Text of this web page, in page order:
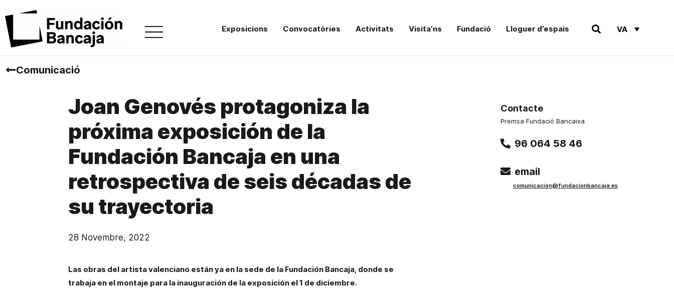
Exposicions Convocatòries Activitats Visita’ns Fundació Lloguer d’espais VA
Comunicació
Joan Genovés protagoniza la
próxima exposición de la
Fundación Bancaja en una
retrospectiva de seis décadas de
su trayectoria
28 Novembre, 2022
Las obras del artista valenciano están ya en la sede de la Fundación Bancaja, donde se
trabaja en el montaje para la inauguración de la exposición el 1 de diciembre.
Contacte
Premsa Fundació Bancaixa
96 064 58 46
email
comunicacion@fundacionbancaja.es